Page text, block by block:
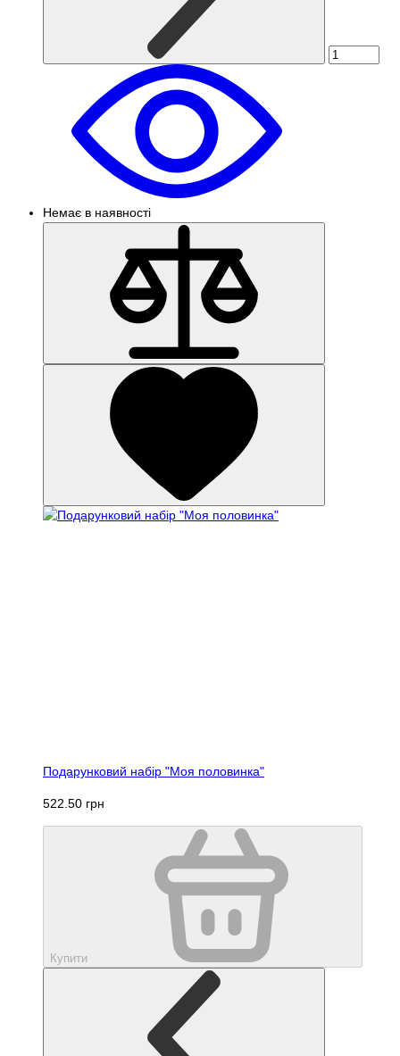
Немає в наявності
Подарунковий набір "Моя половинка"
522.50 грн
Купити